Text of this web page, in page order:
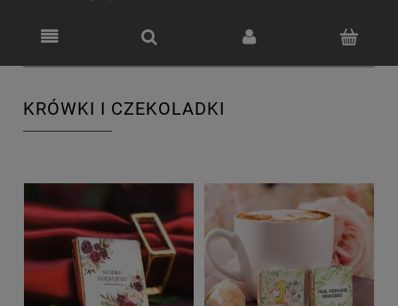
KRÓWKI I CZEKOLADKI